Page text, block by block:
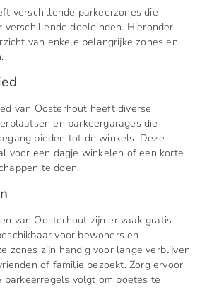
verschillende parkeerzones die
verschillende doeleinden. Hieronder
van enkele belangrijke zones en
van Oosterhout heeft diverse
en parkeergarages die
bieden tot de winkels. Deze
voor een dagje winkelen of een korte
te doen.
van Oosterhout zijn er vaak gratis
voor bewoners en
zones zijn handig voor lange verblijven
of familie bezoekt. Zorg ervoor
parkeerregels volgt om boetes te